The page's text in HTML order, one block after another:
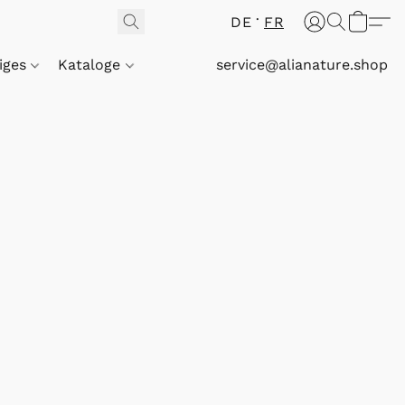
DE FR
Kataloge service@alianature.shop